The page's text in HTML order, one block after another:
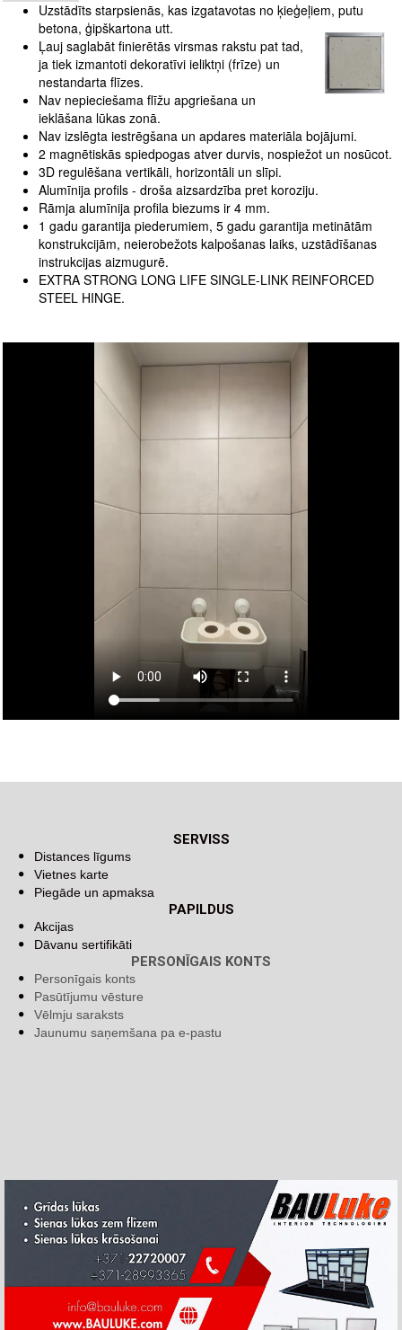
Uzstādīts starpsienās, kas izgatavotas no ķieģeļiem, putu
betona, ģipškartona utt.
Ļauj saglabāt finierētās virsmas rakstu pat tad,
ja tiek izmantoti dekoratīvi ieliktņi (frīze) un
nestandarta flīzes.
Nav nepieciešama flīžu apgriešana un
ieklāšana lūkas zonā.
Nav izslēgta iestrēgšana un apdares materiāla bojājumi.
2 magnētiskās spiedpogas atver durvis, nospiežot un nosūcot.
3D regulēšana vertikāli, horizontāli un slīpi.
Alumīnija profils - droša aizsardzība pret koroziju.
Rāmja alumīnija profila biezums ir 4 mm.
1 gadu garantija piederumiem, 5 gadu garantija metinātām
konstrukcijām, neierobežots kalpošanas laiks, uzstādīšanas
instrukcijas aizmugurē.
EXTRA STRONG LONG LIFE SINGLE-LINK REINFORCED
STEEL HINGE.
SERVISS
Distances līgums
Vietnes karte
Piegāde un apmaksa
PAPILDUS
Akcijas
Dāvanu sertifikāti
PERSONĪGAIS KONTS
Personīgais konts
Pasūtījumu vēsture
Vēlmju saraksts
Jaunumu saņemšana pa e-pastu